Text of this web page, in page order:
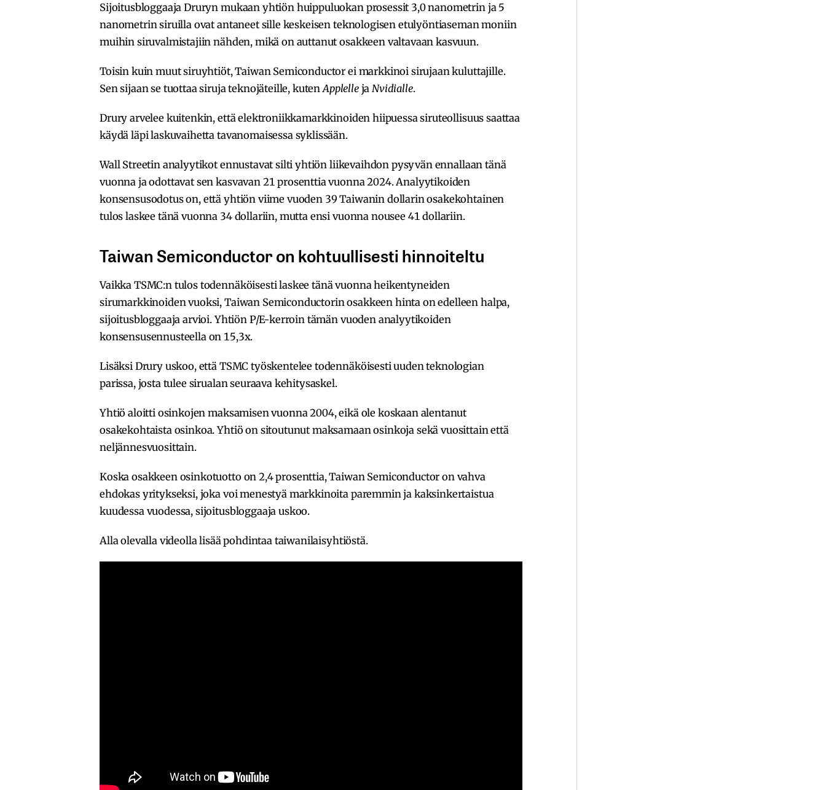
Sijoitusbloggaaja Druryn mukaan yhtiön huippuluokan prosessit 3,0 nanometrin ja 5
nanometrin siruilla ovat antaneet sille keskeisen teknologisen etulyöntiaseman moniin
muihin siruvalmistajiin nähden, mikä on auttanut osakkeen valtavaan kasvuun.
Toisin kuin muut siruyhtiöt, Taiwan Semiconductor ei markkinoi sirujaan kuluttajille.
Sen sijaan se tuottaa siruja teknojäteille, kuten Applelleja Nvidialle.
Drury arvelee kuitenkin, että elektroniikkamarkkinoiden hiipuessa siruteollisuus saattaa
käydä läpi laskuvaihetta tavanomaisessa syklissään.
Wall Streetin analyytikot ennustavat silti yhtiön liikevaihdon pysyvän ennallaan tänä
vuonna ja odottavat sen kasvavan 21 prosenttia vuonna 2024. Analyytikoiden
konsensusodotus on, että yhtiön viime vuoden 39 Taiwanin dollarin osakekohtainen
tulos laskee tänä vuonna 34 dollariin, mutta ensi vuonna nousee 41 dollariin.
Taiwan Semiconductor on kohtuullisesti hinnoiteltu
Vaikka TSMC:n tulos todennäköisesti laskee tänä vuonna heikentyneiden
sirumarkkinoiden vuoksi, Taiwan Semiconductorin osakkeen hinta on edelleen halpa,
sijoitusbloggaaja arvioi. Yhtiön P/E-kerroin tämän vuoden analyytikoiden
konsensusennusteella on 15,3x.
Lisäksi Drury uskoo, että TSMC työskentelee todennäköisesti uuden teknologian
parissa, josta tulee sirualan seuraava kehitysaskel.
Yhtiö aloitti osinkojen maksamisen vuonna 2004, eikä ole koskaan alentanut
osakekohtaista osinkoa. Yhtiö on sitoutunut maksamaan osinkoja sekä vuosittain että
neljännesvuosittain.
Koska osakkeen osinkotuotto on 2,4 prosenttia, Taiwan Semiconductor on vahva
ehdokas yritykseksi, joka voi menestyä markkinoita paremmin ja kaksinkertaistua
kuudessa vuodessa, sijoitusbloggaaja uskoo.
Alla olevalla videolla lisää pohdintaa taiwanilaisyhtiöstä.